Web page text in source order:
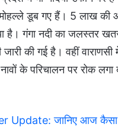
डूब गए हैं। 5 लाख की
है। गंगा नदी का जलस्तर
की गई है। वहीं
के परिचालन पर रोक लगा
Update: जानिए आज कैसा